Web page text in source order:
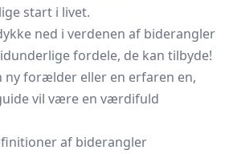
start i livet.
ned i verdenen af biderangler
fordele, de kan tilbyde!
ny forælder eller en erfaren en,
vil være en værdifuld
af biderangler